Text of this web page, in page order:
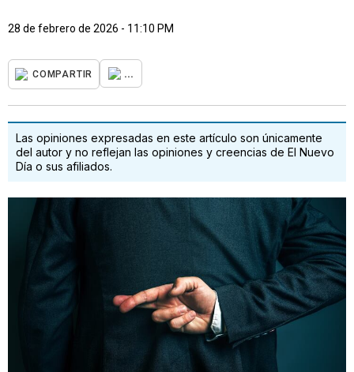
28 de febrero de 2026 - 11:10 PM
COMPARTIR ...
Las opiniones expresadas en este artículo son únicamente
del autor y no reflejan las opiniones y creencias de El Nuevo
Día o sus afiliados.